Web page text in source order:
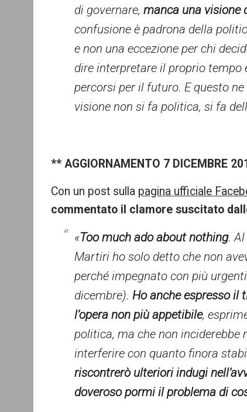
di governare, manca una visione
confusione è padrona della
e non una eccezione perchi
dire interpretare il proprio tempo
percorsi per il futuro. E questo
visione non si fa politica, si fa
** AGGIORNAMENTO 7 DICEMBRE
Con un post sulla pagina ufficiale
commentato il clamore suscitato
«Too much ado about nothing.
Martiri ho solo detto che non
perché impegnato con più
dicembre). Ho anche espresso il
l’opera non più appetibile,
politica, ma che non
interferire con quanto finora
riscontrerò ulteriori indugi
doveroso pormi il problema di